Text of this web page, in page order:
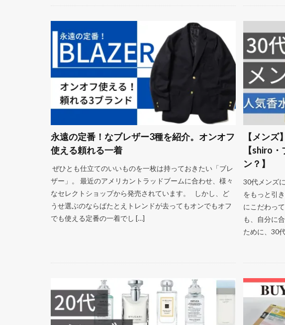
永遠の定番！なブレザー3種を紹介。オンオフ
使える頼れる一着
ぜひとも仕立てのいいものを一枚は持っておきたい「ブレ
ザー」。 最近のアメリカントラッドブームに合わせ、様々
なセレクトショップから発売されています。 しかし、ど
うせ選ぶのならばたとえトレンドが去ってもオンでもオフ
でも使える定番の一着でし […]
【メン
【shiro
ン？】
30代メンズ
をもっと引
にこだわっ
も、自分に
ために、30